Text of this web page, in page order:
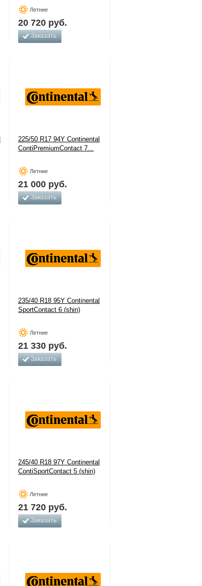
Летние
20 720 руб.
Заказать
225/50 R17 94Y Continental
ContiPremiumContact 7...
Летние
21 000 руб.
Заказать
235/40 R18 95Y Continental
SportContact 6 (shin)
Летние
21 330 руб.
Заказать
245/40 R18 97Y Continental
ContiSportContact 5 (shin)
Летние
21 720 руб.
Заказать